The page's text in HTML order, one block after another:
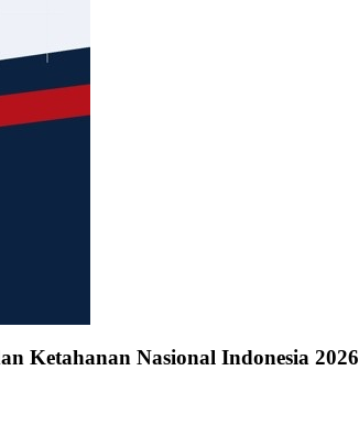
Ketahanan Nasional Indonesia 2026